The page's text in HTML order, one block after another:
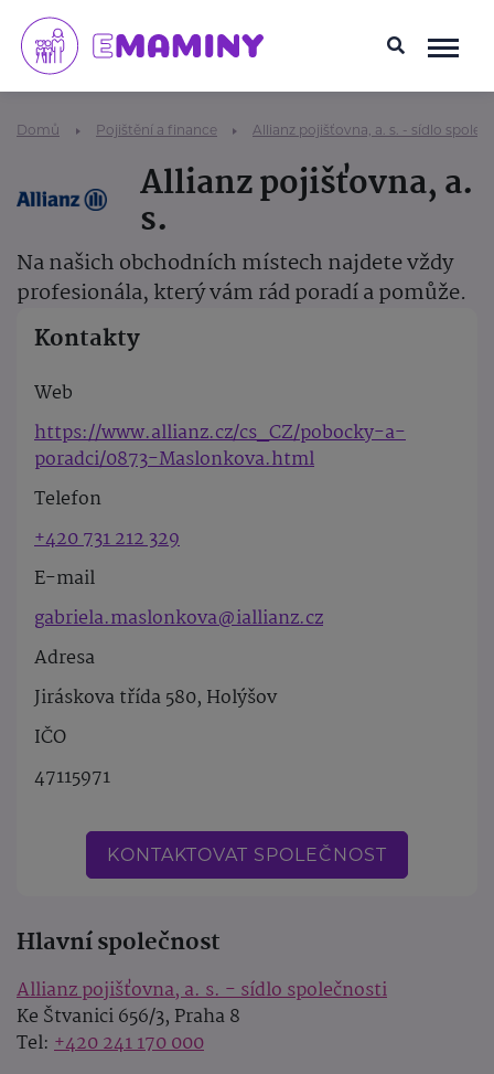
Domů Pojištění a finance Allianz pojišťovna, a. s. - sídlo
Allianz pojišťovna, a.
s.
Na našich obchodních místech najdete vždy
profesionála, který vám rád poradí a pomůže.
Kontakty
Web
https://www.allianz.cz/cs_CZ/pobocky-a-
poradci/0873-Maslonkova.html
Telefon
+420 731 212 329
E-mail
gabriela.maslonkova@iallianz.cz
Adresa
Jiráskova třída 580, Holýšov
IČO
47115971
KONTAKTOVAT SPOLEČNOST
Hlavní společnost
Allianz pojišťovna, a. s. - sídlo společnosti
Ke Štvanici 656/3, Praha 8
Tel: +420 241 170 000